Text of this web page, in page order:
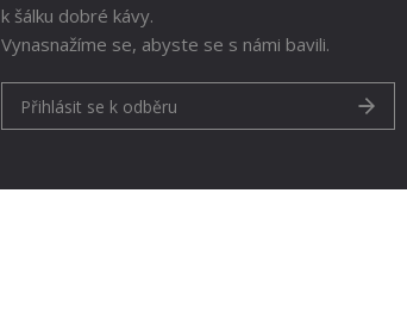
k šálku dobré kávy.
Vynasnažíme se, abyste se s námi bavili.
Přihlásit se k odběru